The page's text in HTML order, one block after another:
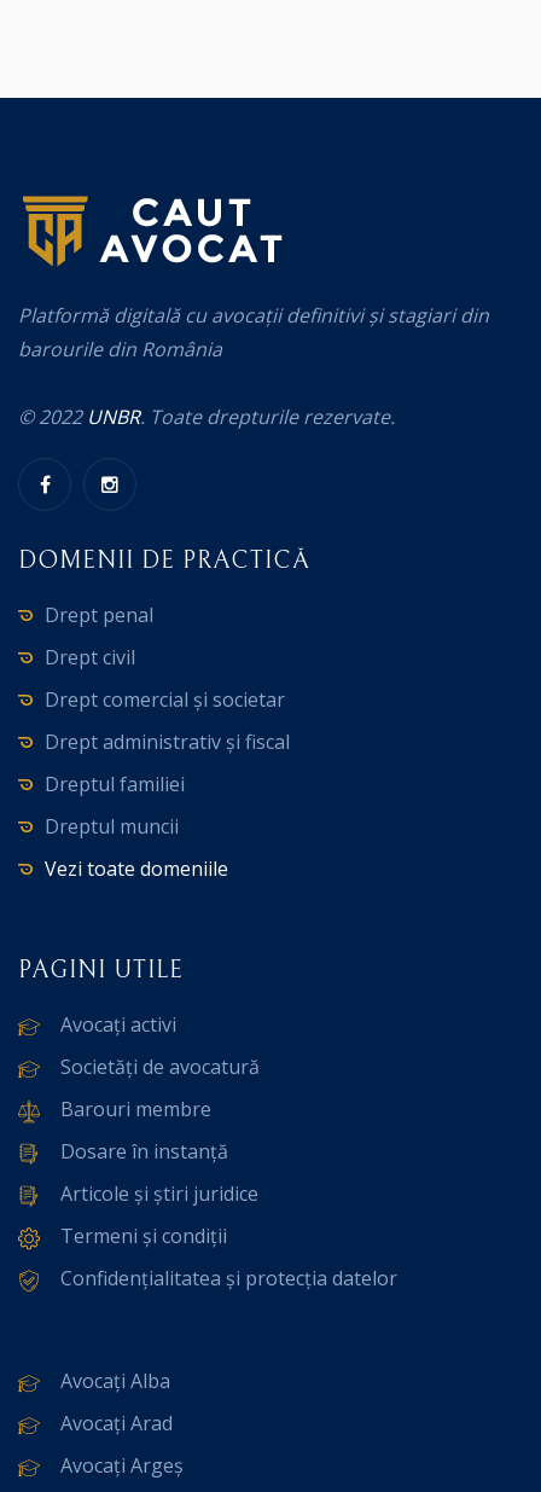
Platformă digitală cu avocații definitivi și stagiari din
barourile din România
© 2022 UNBR. Toate drepturile rezervate.
DOMENII DE PRACTICĂ
Drept penal
Drept civil
Drept comercial și societar
Drept administrativ și fiscal
Dreptul familiei
Dreptul muncii
Vezi toate domeniile
PAGINI UTILE
Avocați activi
Societăți de avocatură
Barouri membre
Dosare în instanță
Articole și știri juridice
Termeni și condiții
Confidențialitatea și protecția datelor
Avocați Alba
Avocați Arad
Avocați Argeș